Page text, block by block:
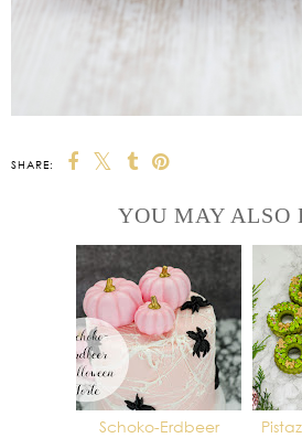
SHARE:
YOU MAY ALSO
Schoko-Erdbeer